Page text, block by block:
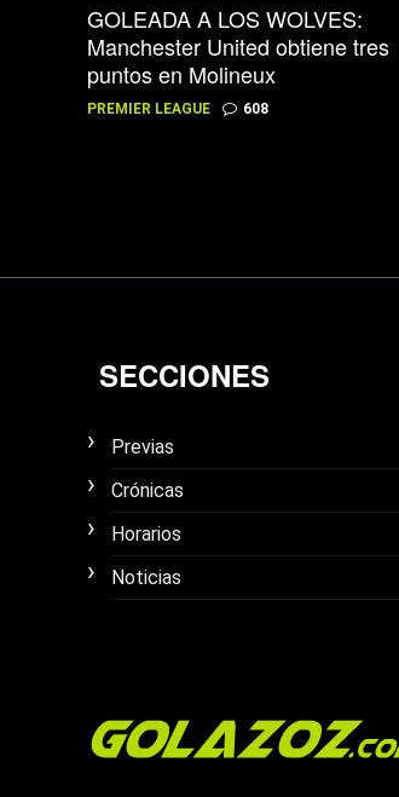
GOLEADA A LOS WOLVES:
Manchester United obtiene tres
puntos en Molineux
PREMIER LEAGUE 608
SECCIONES
Previas
Crónicas
Horarios
Noticias